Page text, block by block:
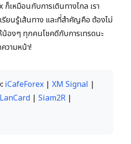
เหมือนกับการเดินทางไกล เรา
รียนรู้เส้นทาง และที่สำคัญคือ ต้องไม่
องๆ ทุกคนโชคดีกับการเทรดนะ
วามหน้า!
iCafeForex | XM Signal |
| Siam2R |